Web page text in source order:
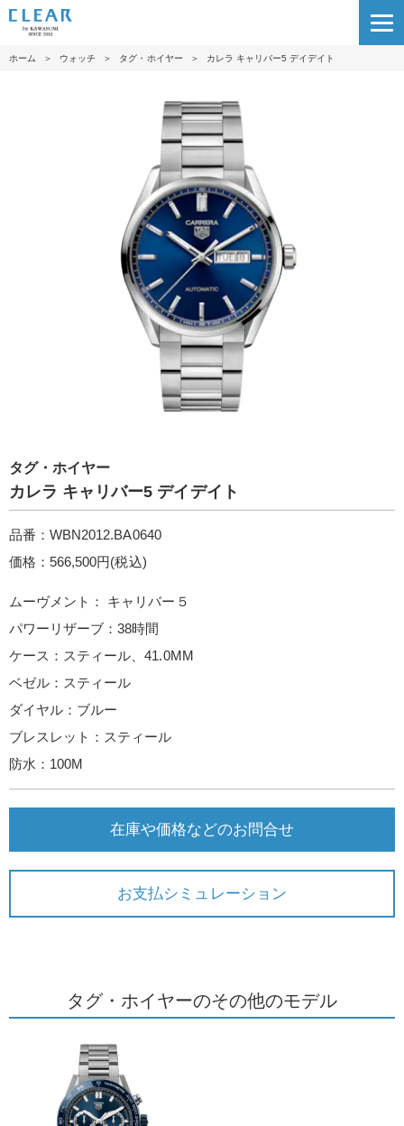
ホーム ＞ ウォッチ ＞ タグ・ホイヤー ＞ カレラ キャリバー5 デイデイト
タグ・ホイヤー
カレラ キャリバー5 デイデイト
品番：WBN2012.BA0640
価格：566,500円(税込)
ムーヴメント： キャリバー５
パワーリザーブ：38時間
ケース：スティール、41.0MM
ベゼル：スティール
ダイヤル：ブルー
ブレスレット：スティール
防水：100M
在庫や価格などのお問合せ
お支払シミュレーション
タグ・ホイヤーのその他のモデル